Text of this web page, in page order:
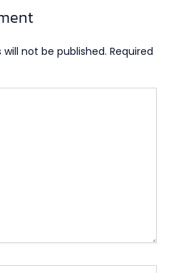
not be published. Required